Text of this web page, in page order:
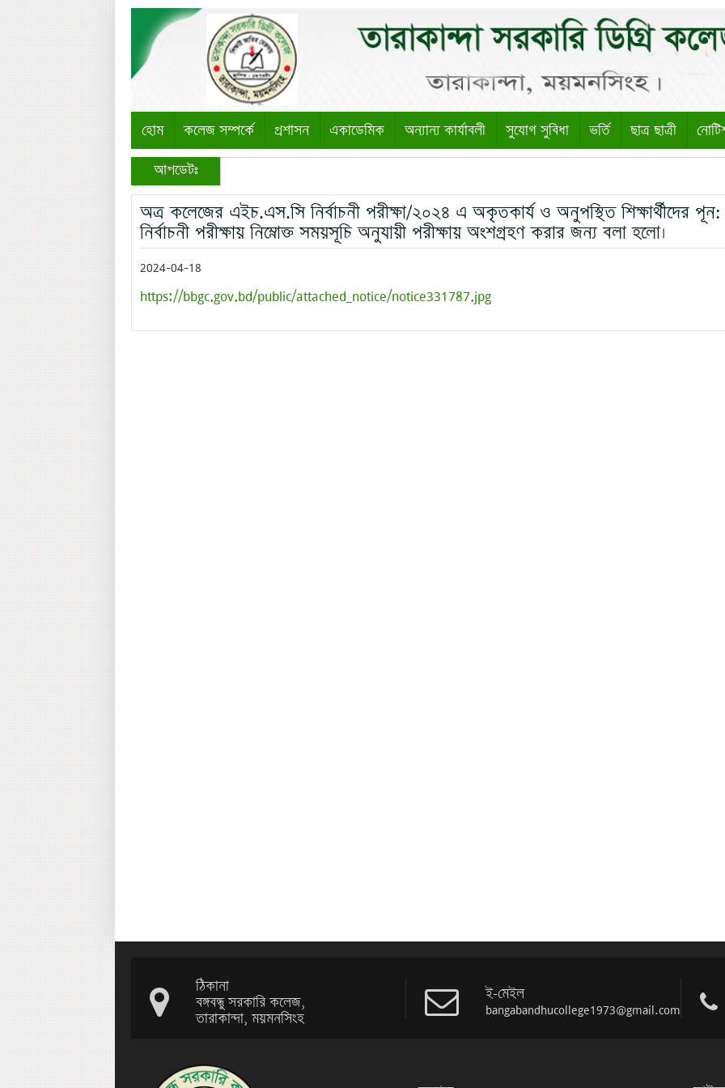
হোম কলেজ সম্পর্কে প্রশাসন একাডেমিক অন্যান্য কার্যাবলী সুযোগ সুবিধা ভর্তি ছাত্র ছাত্রী
আপডেটঃ
অত্র কলেজের এইচ.এস.সি নির্বাচনী পরীক্ষা/২০২৪ এ অকৃতকার্য ও অনুপস্থিত শিক্ষার্থীদের পূন:
নির্বাচনী পরীক্ষায় নিম্নোক্ত সময়সূচি অনুযায়ী পরীক্ষায় অংশগ্রহণ করার জন্য বলা হলো।
2024-04-18
https://bbgc.gov.bd/public/attached_notice/notice331787.jpg
ঠিকানা
বঙ্গবন্ধু সরকারি কলেজ,
তারাকান্দা, ময়মনসিংহ
ই-মেইল
bangabandhucollege1973@gmail.com